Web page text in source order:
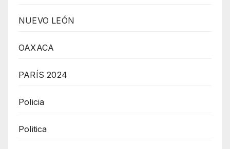
NUEVO LEÓN
OAXACA
PARÍS 2024
Policia
Politica